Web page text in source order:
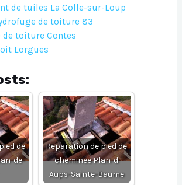
de tuiles La Colle-sur-Loup
de toiture 83
de toiture Contes
Lorgues
de
de-
Reparation de pied de
cheminee Plan-d
Aups-Sainte-Baume